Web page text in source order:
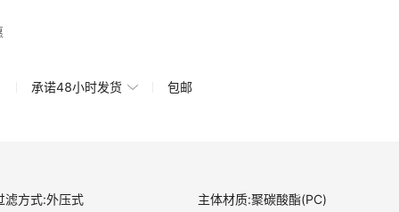
承诺48小时发货 包邮
滤方式:外压式 主体材质:聚碳酸酯(PC)